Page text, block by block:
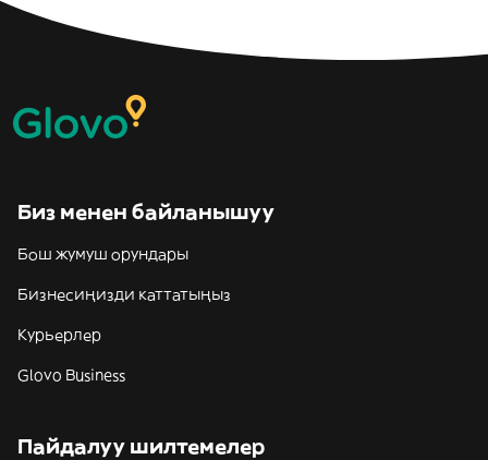
Биз менен байланышуу
Бош жумуш орундары
Бизнесиңизди каттатыңыз
Курьерлер
Glovo Business
Пайдалуу шилтемелер